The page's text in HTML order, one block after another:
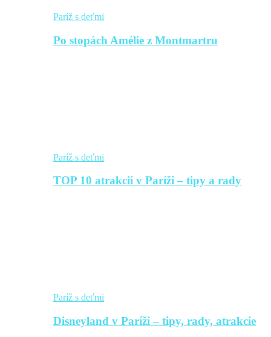
Paríž s deťmi
Po stopách Amélie z Montmartru
Paríž s deťmi
TOP 10 atrakcií v Paríži – tipy a rady
Paríž s deťmi
Disneyland v Paríži – tipy, rady, atrakcie